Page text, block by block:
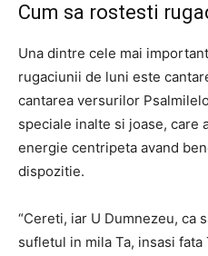
Cum sa rostesti
Una dintre cele mai
rugaciunii de luni este
cantarea versurilor
speciale inalte si joase, care
energie centripeta avand
dispozitie.
“Cereti, iar U Dumnezeu, ca
sufletul in mila Ta, insasi